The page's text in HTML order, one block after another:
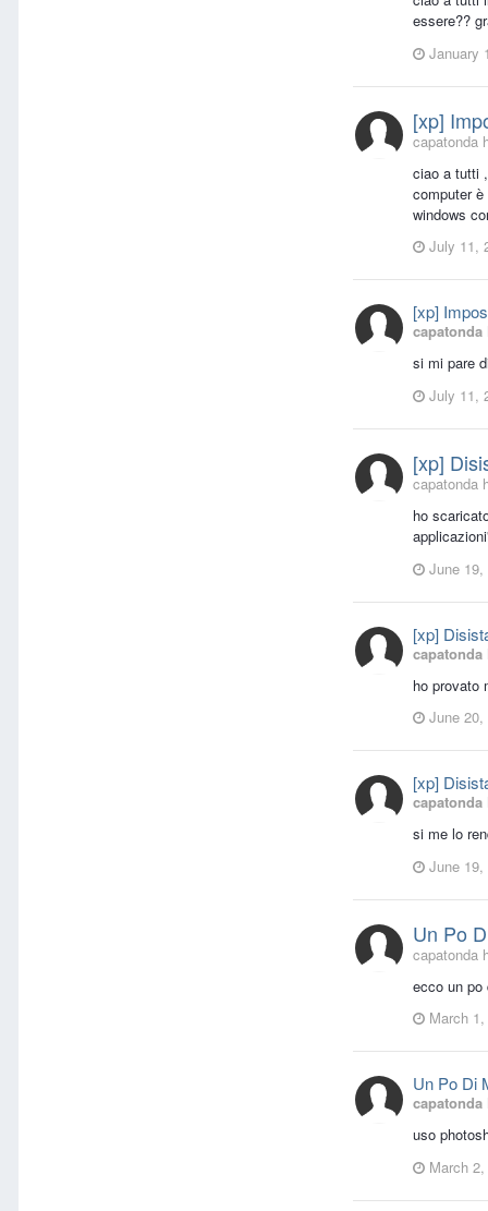
essere??
January
[xp]
capatonda
ciao a tutti
computer
windows
July 11,
[xp]
capatonda
si mi pare
July 11,
[xp]
capatonda
ho
June 19,
[xp]
capatonda
ho provato
June 20,
[xp]
capatonda
si me lo
June 19,
Un Po
capatonda
ecco un po
March
Un Po Di
capatonda
uso
March